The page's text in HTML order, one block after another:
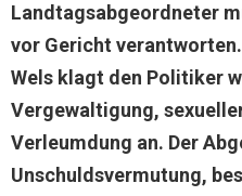
Landtagsabgeordneter
vor Gericht
Wels klagt den Politiker
Vergewaltigung,
Verleumdung an. Der
Unschuldsvermutung,